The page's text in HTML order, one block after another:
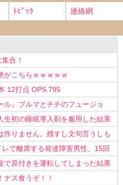
ﾄﾋﾟｯｸ
連絡網
合！
がこちらｗｗｗｗｗ
12打点 OPS.795
ル』ブルマとチチのフュージョ
生初の睡眠導入剤を服用した結果
りません。残すし文句言うしも
レで離席する発達障害男性、15回
で原付きを運転してしまった結果
ナス食うぞ！！